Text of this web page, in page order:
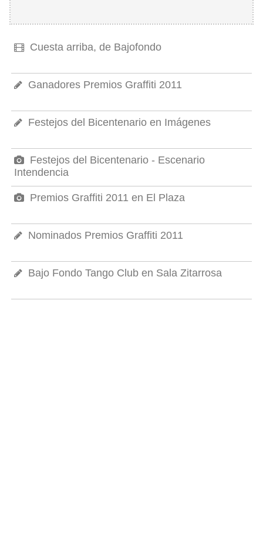
Cuesta arriba, de Bajofondo
Ganadores Premios Graffiti 2011
Festejos del Bicentenario en Imágenes
Festejos del Bicentenario - Escenario
Intendencia
Premios Graffiti 2011 en El Plaza
Nominados Premios Graffiti 2011
Bajo Fondo Tango Club en Sala Zitarrosa